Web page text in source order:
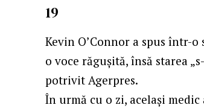
19
Kevin O’Connor a spus într-
o voce răgușită, însă starea
potrivit Agerpres.
În urmă cu o zi, același